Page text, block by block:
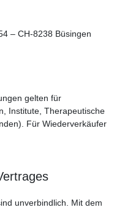
– CH-8238 Büsingen
gelten für
Institute, Therapeutische
Für Wiederverkäufer
unverbindlich. Mit dem